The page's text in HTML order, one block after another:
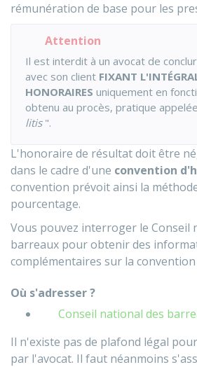
rémunération de base pour les
Attention
Il est interdit à un avocat de
avec son client FIXANT
HONORAIRES uniquement en
obtenu au procès, pratique
litis".
L'honoraire de résultat doit être
dans le cadre d'une convention
convention prévoit ainsi la
pourcentage.
Vous pouvez interroger le Conseil
barreaux pour obtenir des
complémentaires sur la
Où s'adresser ?
Conseil national des
Il n'existe pas de plafond légal
par l'avocat. Il faut néanmoins